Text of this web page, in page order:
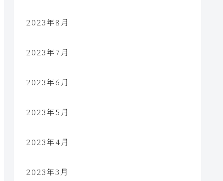
2023年8月
2023年7月
2023年6月
2023年5月
2023年4月
2023年3月